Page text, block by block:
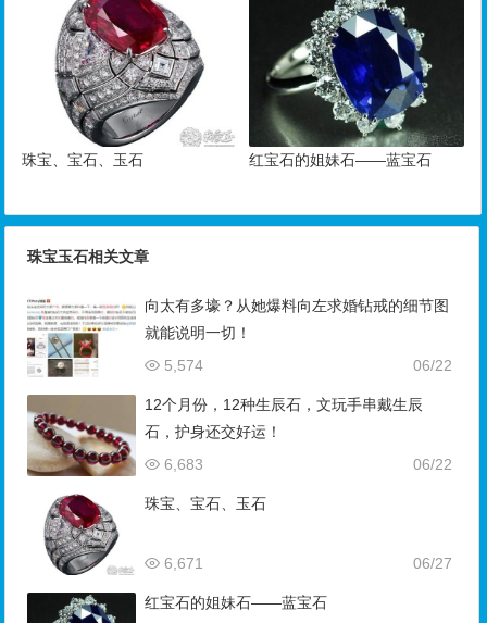
珠宝、宝石、玉石 红宝石的姐妹石——蓝宝石
珠宝玉石相关文章
向太有多壕？从她爆料向左求婚钻戒的细节图
就能说明一切！
06/22
5,574
12个月份，12种生辰石，文玩手串戴生辰
石，护身还交好运！
06/22
6,683
珠宝、宝石、玉石
06/27
6,671
红宝石的姐妹石——蓝宝石